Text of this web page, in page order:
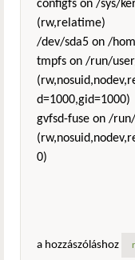
configfs on /sys/
(rw,relatime)
/dev/sda5 on /
tmpfs on /run/
d=1000,gid=1000)
gvfsd-fuse on /
0)
a hozzászóláshoz